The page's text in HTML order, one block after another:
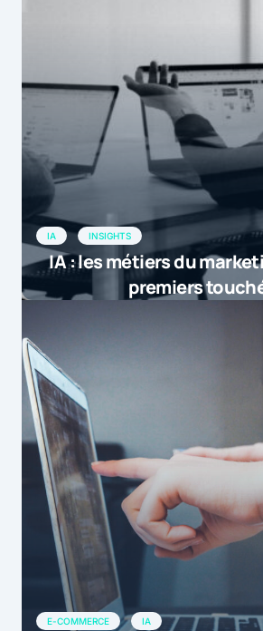
IA INSIGHTS
IA : les métiers du
premiers
E-COMMERCE IA